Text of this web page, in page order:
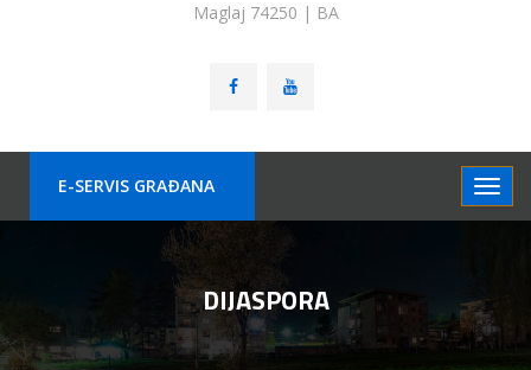
Maglaj 74250 | BA
E-SERVIS GRAÐANA
DIJASPORA